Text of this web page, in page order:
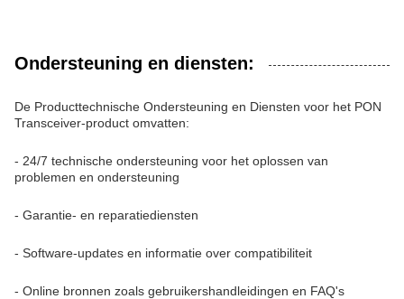
Ondersteuning en diensten:
De Producttechnische Ondersteuning en Diensten voor het PON
Transceiver-product omvatten:
- 24/7 technische ondersteuning voor het oplossen van
problemen en ondersteuning
- Garantie- en reparatiediensten
- Software-updates en informatie over compatibiliteit
- Online bronnen zoals gebruikershandleidingen en FAQ's